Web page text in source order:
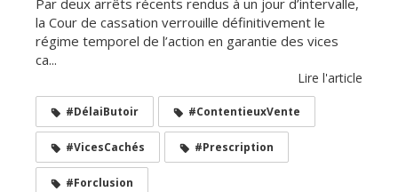
Par deux arrêts récents rendus à un jour d’intervalle,
la Cour de cassation verrouille définitivement le
régime temporel de l’action en garantie des vices
ca...
Lire l'article
#DélaiButoir #ContentieuxVente
#VicesCachés #Prescription
#Forclusion